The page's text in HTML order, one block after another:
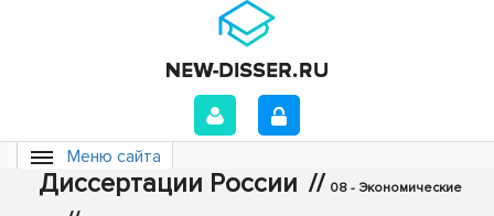
Меню сайта
Диссертации России // 08 - Экономические